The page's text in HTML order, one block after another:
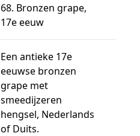
68. Bronzen grape,
17e eeuw
Een antieke 17e
eeuwse bronzen
grape met
smeedijzeren
hengsel, Nederlands
of Duits.